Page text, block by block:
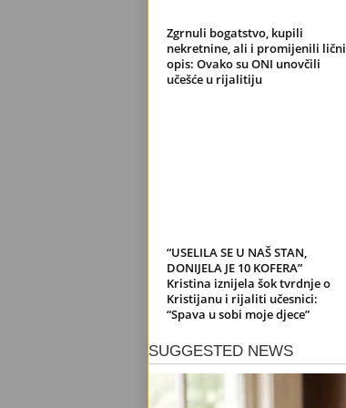
Zgrnuli bogatstvo, kupili
nekretnine, ali i promijenili lični
opis: Ovako su ONI unovčili
učešće u rijalitiju
“USELILA SE U NAŠ STAN,
DONIJELA JE 10 KOFERA”
Kristina iznijela šok tvrdnje o
Kristijanu i rijaliti učesnici:
“Spava u sobi moje djece”